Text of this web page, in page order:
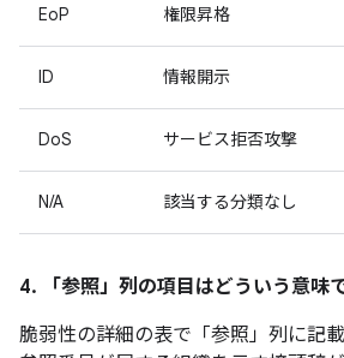
EoP 権限昇格
ID 情報開示
DoS サービス拒否攻撃
N/A 該当する分類なし
4. 「参照」 列の項目はどういう意味
脆弱性の詳細の表で「参照」 列に記